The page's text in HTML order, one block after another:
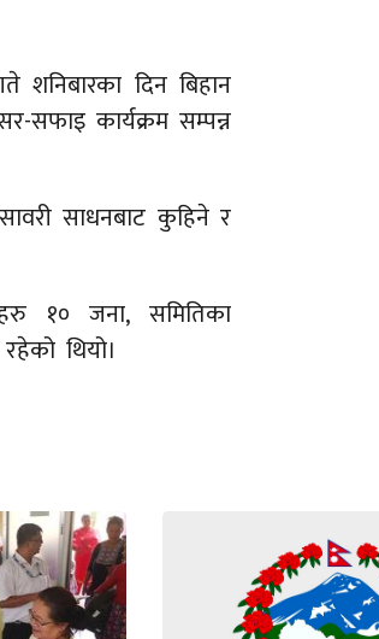
शनिबारका दिन बिहान
सफाइ कार्यक्रम सम्पन्न
साधनबाट कुहिने र
१० जना, समितिका
थियो।